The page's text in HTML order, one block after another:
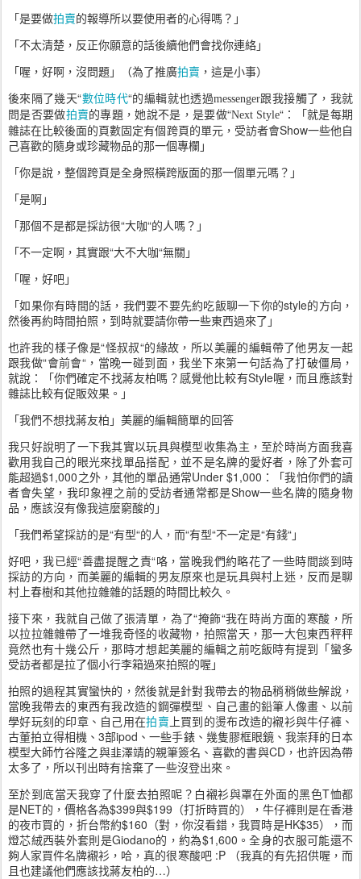
「是要做拍賣的報導所以要使用者的心得嗎？」
「不太清楚，反正你願意的話後續他們會找你連絡」
「喔，好啊，沒問題」（為了推廣拍賣 ，這是小事）
後來隔了幾天“數位時代“的編輯就也透過messenger跟我接觸了，我就
問是否要做拍賣的專題，她說不是，是要做“Next Style“ ：「就是每期
雜誌在比較後面的頁數固定有個跨頁的單元，受訪者會Show一些他自
己喜歡的隨身或珍藏物品的那一個專欄」
「你是說，整個跨頁是全身照橫跨版面的那一個單元嗎？」
「是啊」
「那個不是都是採訪很“大咖“的人嗎？」
「不一定啊，其實跟“大不大咖“無關」
「喔，好吧」
「如果你有時間的話，我們要不要先約吃飯聊一下你的style的方向，
然後再約時間拍照，到時就要請你帶一些東西過來了」
也許我的樣子像是“怪叔叔“的緣故，所以美麗的編輯帶了他男友一起
跟我做“會前會“，當晚一碰到面，我坐下來第一句話為了打破僵局，
就說：「你們確定不找蔣友柏嗎？感覺他比較有Style喔，而且應該對
雜誌比較有促販效果。」
「我們不想找蔣友柏」美麗的編輯簡單的回答
我只好說明了一下我其實以玩具與模型收集為主，至於時尚方面我喜
歡用我自己的眼光來找單品搭配，並不是名牌的愛好者，除了外套可
能超過$1,000之外，其他的單品通常Under $1,000 ：「我怕你們的讀
者會失望，我印象裡之前的受訪者通常都是Show一些名牌的隨身物
品，應該沒有像我這麼窮酸的」
「我們希望採訪的是“有型“的人，而“有型“不一定是“有錢“」
好吧，我已經“善盡提醒之責“咯，當晚我們約略花了一些時間談到時
採訪的方向，而美麗的編輯的男友原來也是玩具與村上迷，反而是聊
村上春樹和其他拉雜雜的話題的時間比較久。
接下來，我就自己做了張清單，為了“掩飾“我在時尚方面的寒酸，所
以拉拉雜雜帶了一堆我奇怪的收藏物，拍照當天，那一大包東西秤秤
竟然也有十幾公斤，那時才想起美麗的編輯之前吃飯時有提到「蠻多
受訪者都是拉了個小行李箱過來拍照的喔」
拍照的過程其實蠻快的，然後就是針對我帶去的物品稍稍做些解說，
當晚我帶去的東西有我改造的鋼彈模型、自己畫的鉛筆人像畫、以前
學好玩刻的印章、自己用在拍賣 上買到的燙布改造的襯衫與牛仔褲、
古董拍立得相機、3部ipod 、一些手錶、幾隻膠框眼鏡、我崇拜的日本
模型大師竹谷隆之與韭澤靖的親筆簽名、喜歡的書與CD，也許因為帶
太多了，所以刊出時有捨棄了一些沒登出來。
至於到底當天我穿了什麼去拍照呢？白襯衫與罩在外面的黑色T恤都
是NET的，價格各為$399與$199 （打折時買的），牛仔褲則是在香港
的夜市買的，折台幣約$160 （對，你沒看錯，我買時是HK$35），而
燈芯絨西裝外套則是Giodano的，約為$1,600 。全身的衣服可能還不
夠人家買件名牌襯衫，哈，真的很寒酸吧:P（我真的有先招供喔，而
且也建議他們應該找蔣友柏的…）